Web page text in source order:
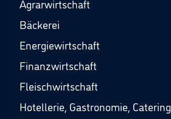
Agrarwirtschaft
Bäckerei
Energiewirtschaft
Finanzwirtschaft
Fleischwirtschaft
Hotellerie, Gastronomie, Catering